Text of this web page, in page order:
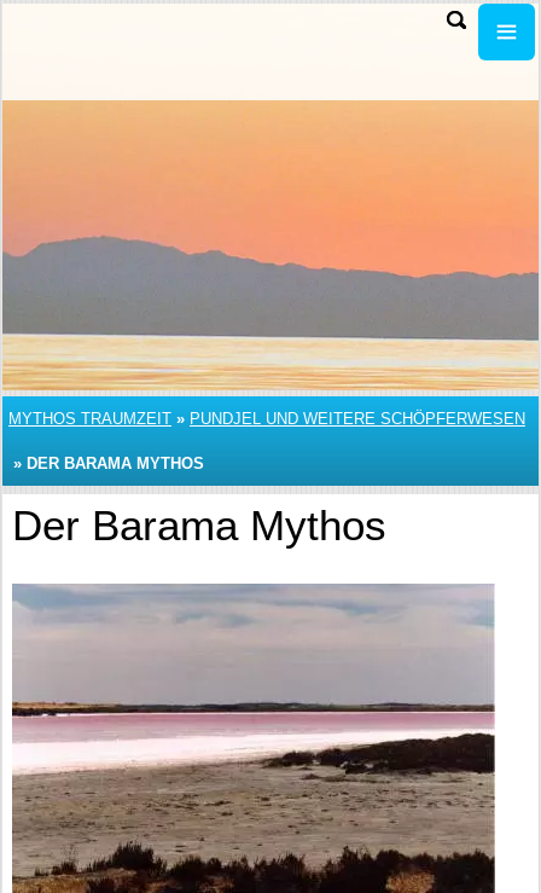
MYTHOS TRAUMZEIT » PUNDJEL UND WEITERE SCHÖPFERWESEN
» DER BARAMA MYTHOS
Der Barama Mythos